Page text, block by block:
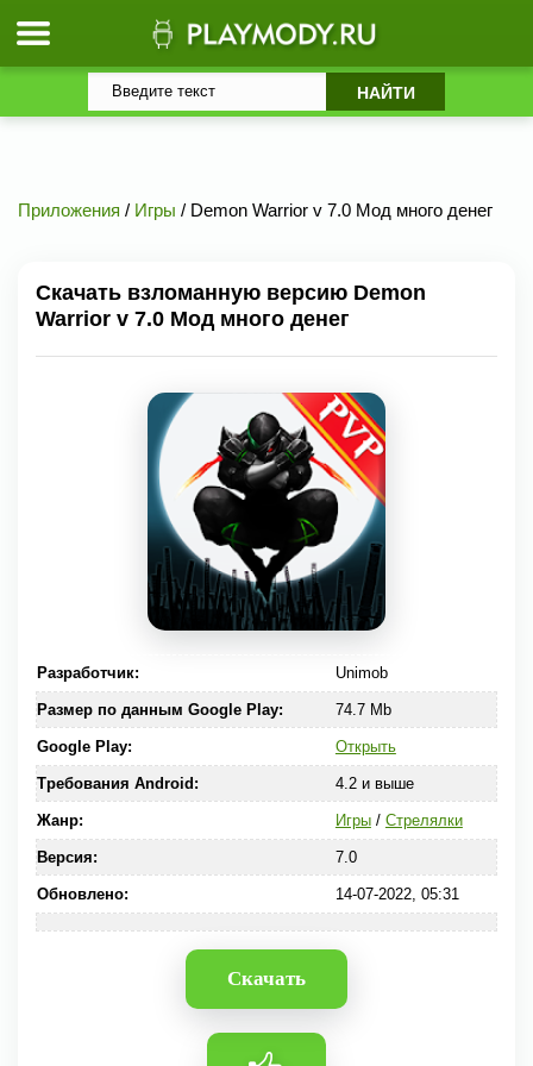
Приложения / Игры / Demon Warrior v 7.0 Мод много денег
Скачать взломанную версию Demon
Warrior v 7.0 Мод много денег
Разработчик: Unimob
Размер по данным Google Play: 74.7 Mb
Google Play: Открыть
Требования Android: 4.2 и выше
Жанр: Игры/ Стрелялки
Версия: 7.0
Обновлено: 14-07-2022, 05:31
Скачать